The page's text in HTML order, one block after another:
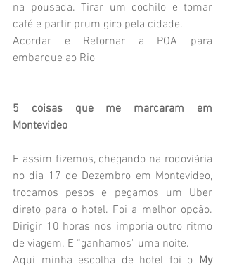
na pousada. Tirar um cochilo e tomar
café e partir prum giro pela cidade.
Acordar e Retornar a POA para
embarque ao Rio
5 coisas que me marcaram em
Montevideo
E assim fizemos, chegando na rodoviária
no dia 17 de Dezembro em Montevideo,
trocamos pesos e pegamos um Uber
direto para o hotel. Foi a melhor opção.
Dirigir 10 horas nos imporia outro ritmo
de viagem. E “ganhamos" uma noite.
Aqui minha escolha de hotel foi o My